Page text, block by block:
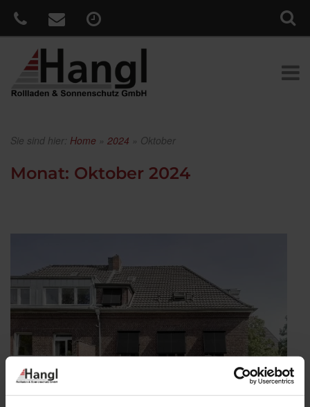
Sie sind hier: Home » 2024 » Oktober
Monat: Oktober 2024